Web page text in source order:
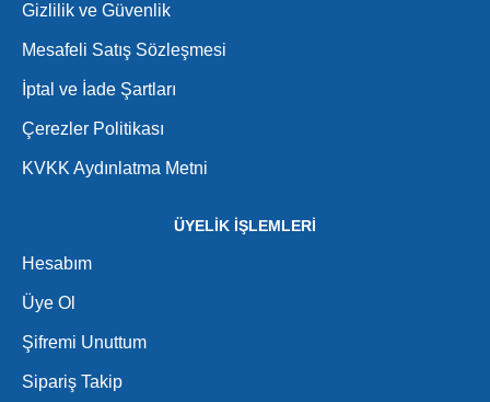
Gizlilik ve Güvenlik
Mesafeli Satış Sözleşmesi
İptal ve İade Şartları
Çerezler Politikası
KVKK Aydınlatma Metni
ÜYELİK İŞLEMLERİ
Hesabım
Üye Ol
Şifremi Unuttum
Sipariş Takip